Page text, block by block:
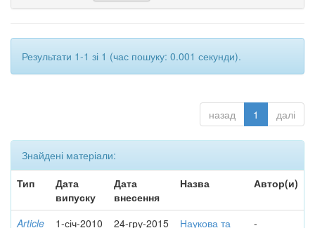
Результати 1-1 зі 1 (час пошуку: 0.001 секунди).
назад 1 далі
Знайдені матеріали:
Тип
Дата
випуску
Дата
внесення
Назва Автор(и)
Article 1-січ-2010 24-гру-2015
Наукова та
-